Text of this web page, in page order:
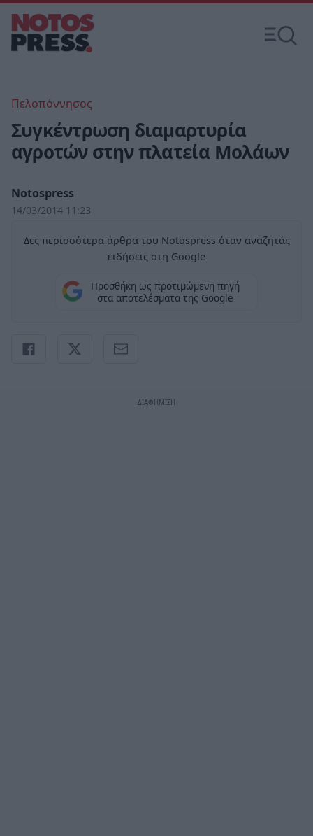
Πελοπόννησος
Συγκέντρωση διαμαρτυρία
αγροτών στην πλατεία Μολάων
Notospress
14/03/2014 11:23
Δες περισσότερα άρθρα του Notospress όταν αναζητάς
ειδήσεις στη Google
Προσθήκη ως προτιμώμενη πηγή
στα αποτελέσματα της Google